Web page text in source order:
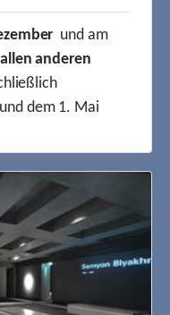
und am
anderen
dem 1. Mai